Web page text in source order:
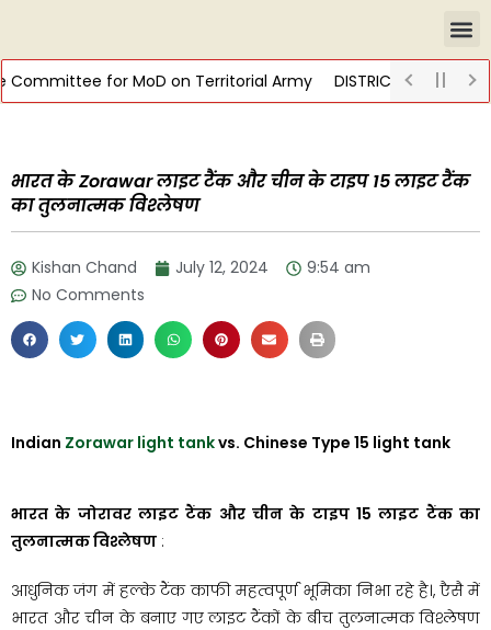
for MoD on Territorial Army DISTRICT-LEVEL
भारत के Zorawar लाइट टैंक और चीन के टाइप 15 लाइट टैंक
का तुलनात्मक विश्लेषण
Kishan Chand July 12, 2024
9:54 am
No Comments
Indian Zorawar light tankvs. Chinese Type 15 light tank
भारत के जोरावर लाइट टैंक और चीन के टाइप 15 लाइट टैंक का
तुलनात्मक विश्लेषण :
आधुनिक जंग में हल्के टैंक काफी महत्वपूर्ण भूमिका निभा रहे है।, एैसै में
भारत और चीन के बनाए गए लाइट टैंकों के बीच तुलनात्मक विश्लेषण